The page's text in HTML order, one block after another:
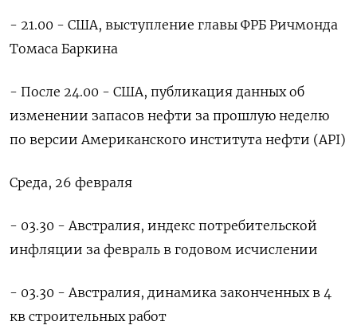
- 21.00 - США, выступление главы ФРБ Ричмонда
Томаса Баркина
- После 24.00 - США, публикация данных об
изменении запасов нефти за прошлую неделю
по версии Американского института нефти (API)
Среда, 26 февраля
- 03.30 - Австралия, индекс потребительской
инфляции за февраль в годовом исчислении
- 03.30 - Австралия, динамика законченных в 4
кв строительных работ